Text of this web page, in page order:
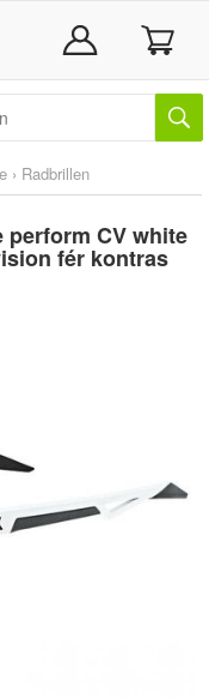
› Radbrillen
CV white
fér kontras